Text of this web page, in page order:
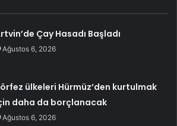
Çay Hasadı Başladı
Ağustos 6, 2026
ülkeleri Hürmüz’den kurtulmak
daha da borçlanacak
Ağustos 6, 2026